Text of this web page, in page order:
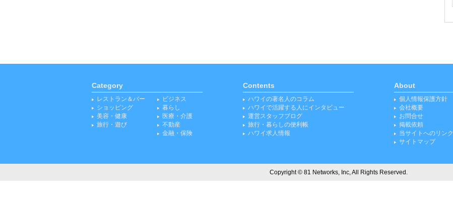
Category
レストラン＆バー
ショッピング
美容・健康
旅行・遊び
ビジネス
暮らし
医療・介護
不動産
金融・保険
Contents
ハワイの著名人のコラム
ハワイで活躍する人にインタビュー
運営スタッフブログ
旅行・暮らしの便利帳
ハワイ求人情報
About
個人情報保護方針
会社概要
お問合せ
掲載依頼
当サイトへのリンク
サイトマップ
Copyright © 81 Networks, Inc, All Rights Reserved.